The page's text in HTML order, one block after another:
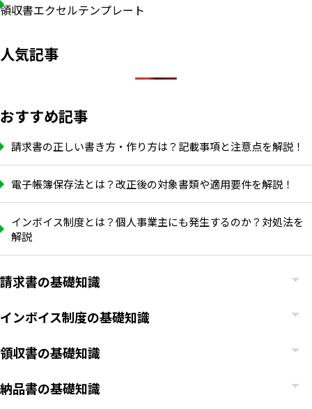
領収書エクセルテンプレート
人気記事
おすすめ記事
請求書の正しい書き方・作り方は？記載事項と注意点を解説！
電子帳簿保存法とは？改正後の対象書類や適用要件を解説！
インボイス制度とは？個人事業主にも発生するのか？対処法を
解説
請求書の基礎知識
インボイス制度の基礎知識
領収書の基礎知識
納品書の基礎知識